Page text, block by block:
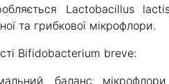
Lactobacillus
та грибкової мікрофлори.
Bifidobacterium breve:
баланс